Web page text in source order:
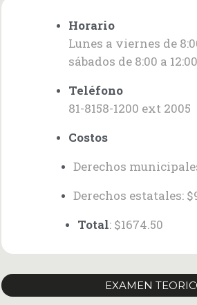
Horario
Lunes a viernes de
sábados de 8:00 a
Teléfono
81-8158-1200 ext 2005
Costos
Derechos
Derechos estatales:
Total: $1674.50
EXAMEN